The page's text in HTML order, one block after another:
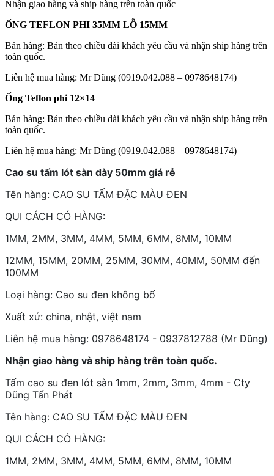
Nhận giao hàng và ship hàng trên toàn quốc
ỐNG TEFLON PHI 35MM LỖ 15MM
Bán hàng: Bán theo chiều dài khách yêu cầu và nhận ship hàng trên
toàn quốc.
Liên hệ mua hàng: Mr Dũng (0919.042.088 – 0978648174)
Ống Teflon phi 12×14
Bán hàng: Bán theo chiều dài khách yêu cầu và nhận ship hàng trên
toàn quốc.
Liên hệ mua hàng: Mr Dũng (0919.042.088 – 0978648174)
Cao su tấm lót sàn dày 50mm giá rẻ
Tên hàng: CAO SU TẤM ĐẶC MÀU ĐEN
QUI CÁCH CÓ HÀNG:
1MM, 2MM, 3MM, 4MM, 5MM, 6MM, 8MM, 10MM
12MM, 15MM, 20MM, 25MM, 30MM, 40MM, 50MM đến
100MM
Loại hàng: Cao su đen không bố
Xuất xứ: china, nhật, việt nam
Liên hệ mua hàng: 0978648174 - 0937812788 (Mr Dũng)
Nhận giao hàng và ship hàng trên toàn quốc.
Tấm cao su đen lót sàn 1mm, 2mm, 3mm, 4mm - Cty
Dũng Tấn Phát
Tên hàng: CAO SU TẤM ĐẶC MÀU ĐEN
QUI CÁCH CÓ HÀNG:
1MM, 2MM, 3MM, 4MM, 5MM, 6MM, 8MM, 10MM